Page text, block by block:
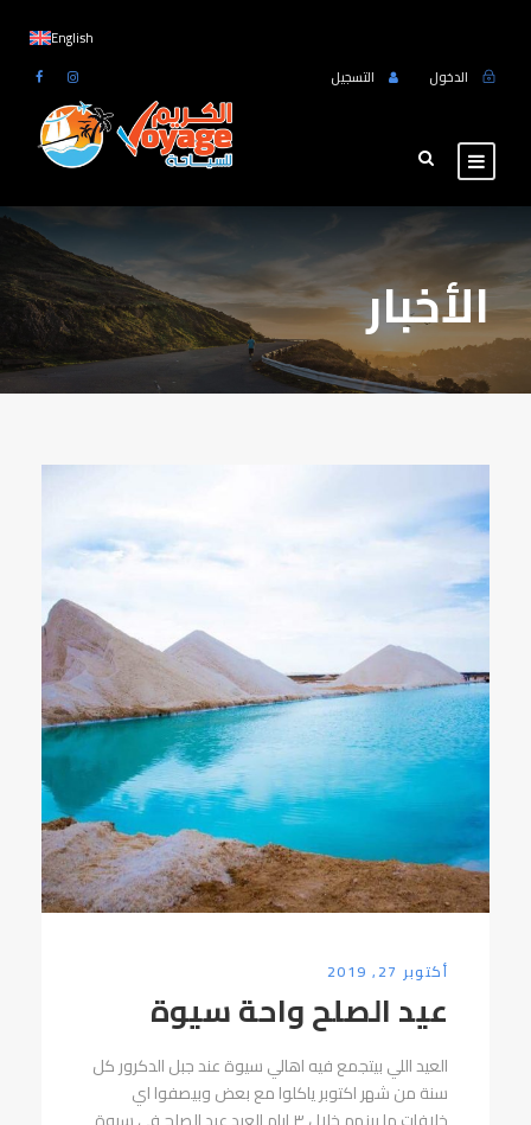
English
الدخول
التسجيل
الأخبار
أكتوبر 27, 2019
عيد الصلح واحة سيوة
العيد اللي بيتجمع فيه اهالي سيوة عند جبل الدكرور كل
سنة من شهر اكتوبر ياكلوا مع بعض وبيصفوا اي